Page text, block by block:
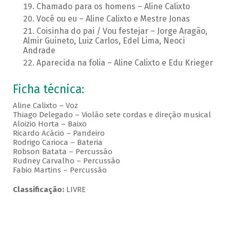
Chamado para os homens – Aline Calixto
Você ou eu – Aline Calixto e Mestre Jonas
Coisinha do pai / Vou festejar – Jorge Aragão,
Almir Guineto, Luiz Carlos, Edel Lima, Neoci
Andrade
Aparecida na folia – Aline Calixto e Edu Krieger
Ficha técnica:
Aline Calixto – Voz
Thiago Delegado – Violão sete cordas e direção musical
Aloizio Horta – Baixo
Ricardo Acácio – Pandeiro
Rodrigo Carioca – Bateria
Robson Batata – Percussão
Rudney Carvalho – Percussão
Fabio Martins – Percussão
Classificação:LIVRE